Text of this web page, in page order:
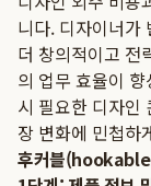
니다. 디자이너가
더 창의적이고 전
의 업무 효율이
시 필요한 디자인
장 변화에 민첩하
후커블